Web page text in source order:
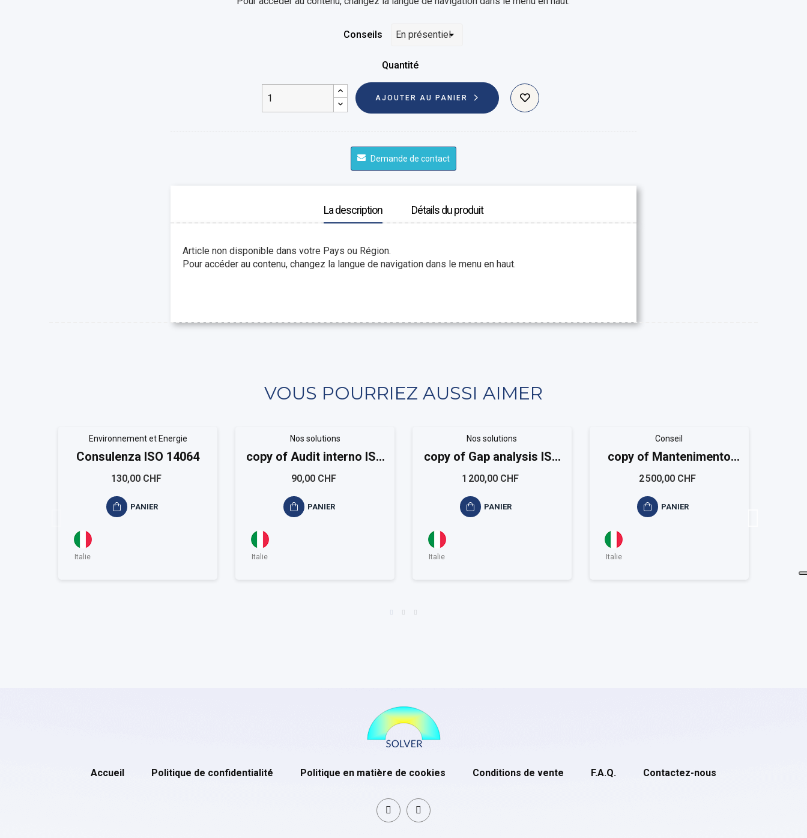
Conseils
Quantité
AJOUTER AU PANIER
Demande de contact
La description Détails du produit
Article non disponible dans votre Pays ou Région.
Pour accéder au contenu, changez la langue de navigation dans le menu en haut.
VOUS POURRIEZ AUSSI AIMER
Environnement et Energie
Consulenza ISO 14064
130,00 CHF
PANIER
Italie
Nos solutions
copy of Audit interno ISO
9001
90,00 CHF
PANIER
Italie
Nos solutions
copy of Gap analysis ISO
9001
1 200,00 CHF
PANIER
Italie
Conseil
copy of Mantenimento
sistema qualità ISO 9001
2 500,00 CHF
PANIER
Italie
Accueil Politique de confidentialité Politique en matière de cookies Conditions de vente F.A.Q. Contactez-nous